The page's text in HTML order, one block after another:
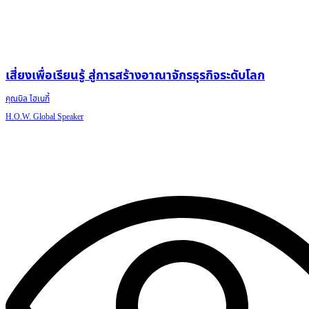
เสี่ยงเพื่อเรียนรู้ สู่การสร้างอาณาจักรธุรกิจระดับโลก
คุณบิล ไฮเนกี้
H.O.W. Global Speaker